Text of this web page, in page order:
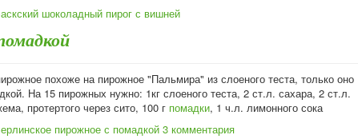
шоколадный пирог с вишней
похоже на пирожное "Пальмира" из слоеного теста, только оно
На 15 пирожных нужно: 1кг слоеного теста, 2 ст.л. сахара, 2 ст.л.
протертого через сито, 100 г помадки, 1 ч.л. лимонного сока
пирожное с помадкой 3 комментария